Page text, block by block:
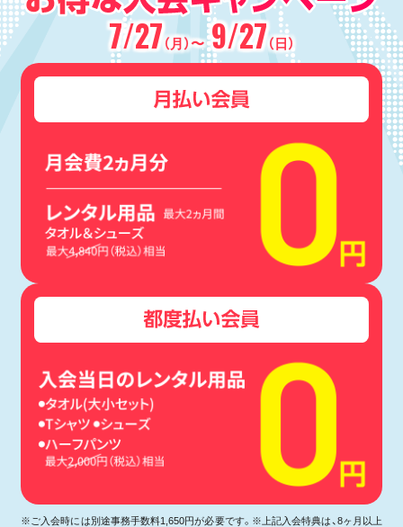
7/27 （月）〜9/27 （日）
※ご入会時には別途事務手数料1,650円が必要です。※上記入会特典は、8ヶ月以上